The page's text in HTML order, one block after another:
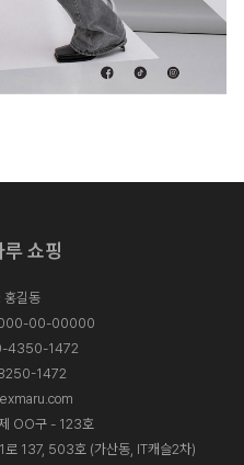
쇼핑
홍길동
000-00-00000
4350-1472
1472
OO구 - 123호
로 137, 503호 (가산동, IT캐슬2차)